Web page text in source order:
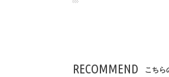
RECOMMEND こちら